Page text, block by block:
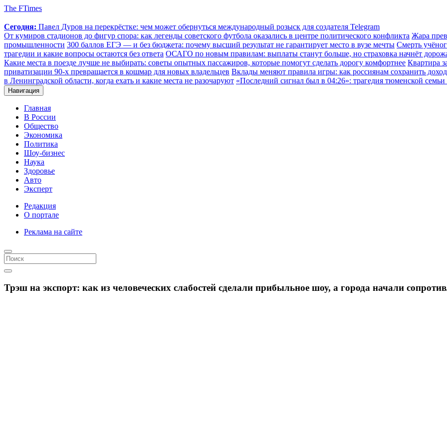
The FTimes
Сегодня: Павел Дуров на перекрёстке: чем может обернуться международный розыск для создателя Telegram
От кумиров стадионов до фигур спора: как легенды советского футбола оказались в центре политического конфликта Жара
промышленности 300 баллов ЕГЭ — и без бюджета: почему высший результат не гарантирует место в вузе мечты Смерть
трагедии и какие вопросы остаются без ответа ОСАГО по новым правилам: выплаты станут больше, но страховка начнёт
Какие места в поезде лучше не выбирать: советы опытных пассажиров, которые помогут сделать дорогу комфортнее Квартира
приватизации 90-х превращается в кошмар для новых владельцев Вклады меняют правила игры: как россиянам сохранить
в Ленинградской области, когда ехать и какие места не разочаруют «Последний сигнал был в 04:26»: трагедия тюменской
Навигация
Главная
В России
Общество
Экономика
Политика
Шоу-бизнес
Наука
Здоровье
Авто
Эксперт
Редакция
О портале
Реклама на сайте
Трэш на экспорт: как из человеческих слабостей сделали прибыльное шоу, а города начали